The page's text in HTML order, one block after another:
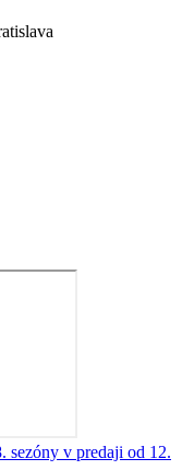
v predaji od 12.